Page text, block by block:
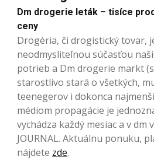
Dm drogerie leták – tisíce
ceny
Drogéria, či drogistický tovar,
neodmysliteľnou súčasťou
potrieb a Dm drogerie markt
starostlivo stará o všetkých,
teenegerov i dokonca
médiom propagácie je
vychádza každý mesiac a v dm
JOURNAL. Aktuálnu ponuku,
nájdete zde.